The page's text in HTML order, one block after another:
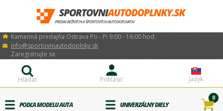
Kamenná predajňa Ostrava Po - Pi 9:00 - 16:00 hod.
info@sportovniautodoplnky.sk
Jazyk
Prihlásiť
Zaregistrujte sa
Hľadať
PODĽA MODELU AUTA UNIVERZÁLNY DIELY
0